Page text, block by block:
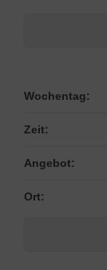
Wochentag:
Zeit:
Angebot:
Ort: